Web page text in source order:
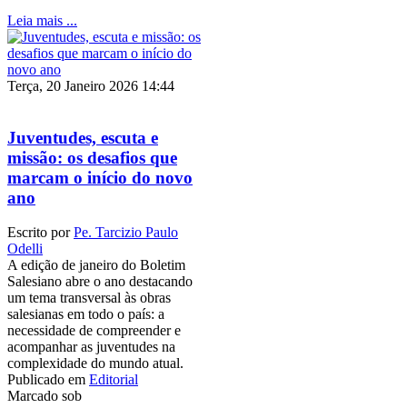
Leia mais ...
Terça, 20 Janeiro 2026 14:44
Juventudes, escuta e
missão: os desafios que
marcam o início do novo
ano
Escrito porPe. Tarcizio Paulo
Odelli
A edição de janeiro do Boletim
Salesiano abre o ano destacando
um tema transversal às obras
salesianas em todo o país: a
necessidade de compreender e
acompanhar as juventudes na
complexidade do mundo atual.
Publicado em Editorial
Marcado sob